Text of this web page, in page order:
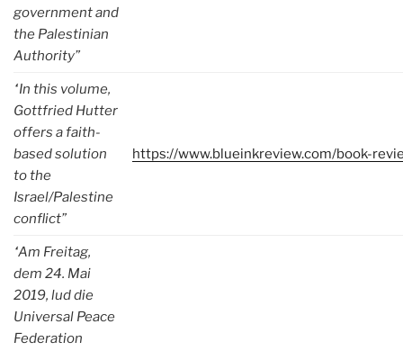
government and
the Palestinian
Authority”
“In this volume,
Gottfried Hutter
offers a faith-
based solution
to the
Israel/Palestine
conflict”
https://www.blueinkreview.com/book-
“Am Freitag,
dem 24. Mai
2019, lud die
Universal Peace
Federation